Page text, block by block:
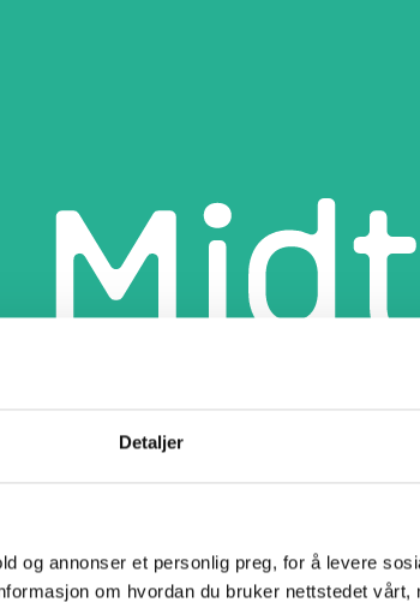
Detaljer
og annonser et personlig preg, for å levere
om hvordan du bruker nettstedet vårt,